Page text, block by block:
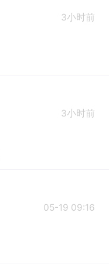
3小时前
3小时前
05-19 09:16